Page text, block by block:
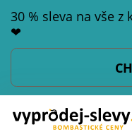
30 % sleva na vše z
❤